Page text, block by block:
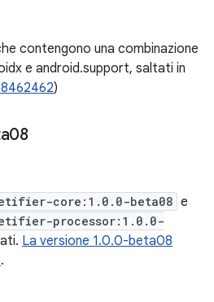
contengono una combinazione
e android.support, saltati in
)
core:1.0.0-beta08 e
processor:1.0.0-
La versione 1.0.0-beta08
.